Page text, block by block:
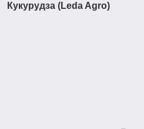
Кукурудза (Leda Agro)